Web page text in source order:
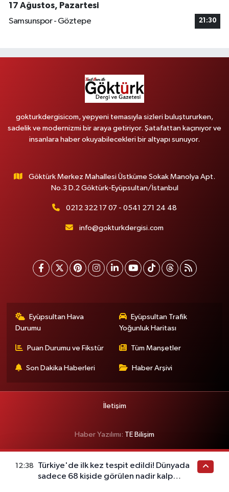
17 Ağustos, Pazartesi
Samsunspor - Göztepe
21:30
gokturkdergisicom, yepyeni temasıyla sizleri buluştururken,
sadelik ve modernizmi bir araya getiriyor. Şatafattan kaçınıyor ve
insanlara haber okuyabilecekleri bir altyapı sunuyor.
Göktürk Merkez Mahallesi Üstküme Sokak Manolya Apt.
No.3 D.2 Göktürk-Eyüpsultan/İstanbul
0212 322 17 07 - 0541 271 24 48
info@gokturkdergisi.com
Eyüpsultan Hava
Durumu
Eyüpsultan Trafik
Yoğunluk Haritası
Puan Durumu ve Fikstür Tüm Manşetler
Son Dakika Haberleri Haber Arşivi
İletişim
Haber Yazılımı: TE Bilişim
12:38
Türkiye'de ilk kez tespit edildi! Dünyada
sadece 68 kişide görülen nadir kalp